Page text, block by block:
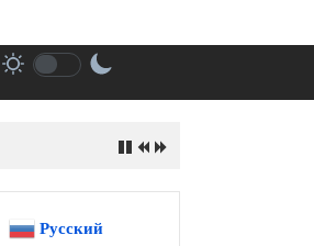
Русский